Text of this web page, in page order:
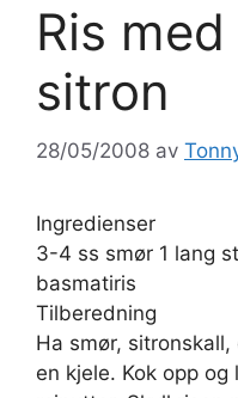
Ris
sitron
28/05/2008 av
Ingredienser
3-4 ss smør 1 lang
basmatiris
Tilberedning
Ha smør,
en kjele. Kok opp